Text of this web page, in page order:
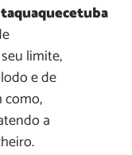
limite,
e de
como,
a